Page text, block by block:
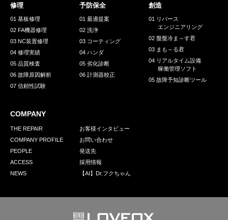
GREEN CHALLENGE
環境への取り組み
お問い合わせ 発送先
修理
01 基板修理
02 FA機器修理
03 NC装置修理
04 修理実績
05 品質検査
06 故障原因解析
07 信頼性試験
予防保全
01 最適提案
02 洗浄
03 コーティング
04 ハンダ
05 劣化診断
06 計測器校正
創造
01 リバース
エンジニアリング
02 盤盤冷ま～す君
03 まも～る君
04 リアルタイム設備
稼働管理ソフト
05 故障予知診断ツール
COMPANY
THE REPAIR
COMPANY PROFILE
PEOPLE
ACCESS
NEWS
お客様インタビュー
お問い合わせ
発送先
採用情報
【AI】Dr.フクちゃん